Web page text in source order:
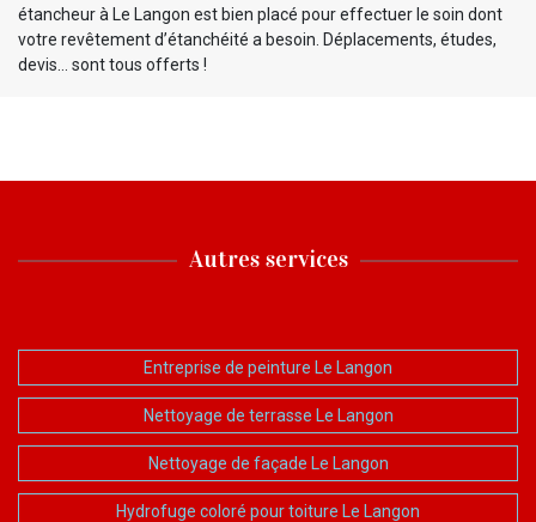
étancheur à Le Langon est bien placé pour effectuer le soin dont
votre revêtement d’étanchéité a besoin. Déplacements, études,
devis… sont tous offerts !
Autres services
Entreprise de peinture Le Langon
Nettoyage de terrasse Le Langon
Nettoyage de façade Le Langon
Hydrofuge coloré pour toiture Le Langon